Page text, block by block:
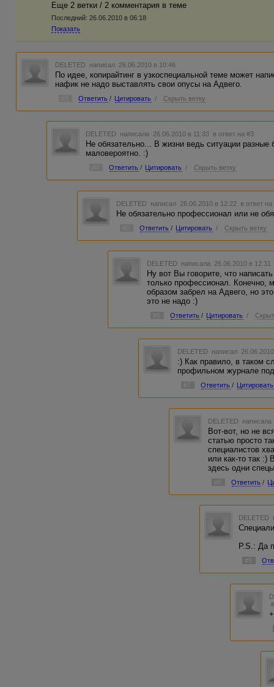
Еще 2 ветки / 2 комментария в темe
Последний: 26.06.2010 в 06:18
Показать
DELETED написал 26.06.2010 в 10:46
По идее, копирайтинг в узкоспециальной теме может
нафик не надо выставлять свои опусы на Адвего.
Ответить / Цитировать / Скрыть ветку
DELETED написала 26.06.2010 в 11:33 в ответ на #3
Не обязательно... В жизни ведь ситуации разные
маловероятно. :)
Ответить / Цитировать / Скрыть ветку
DELETED написал 26.06.2010 в 12:22 в ответ на
Не обязательно профессионал или не
Ответить / Цитировать / Скрыть ветку
DELETED написала 26.06.2010 в
Ну вот Вы говорите, что
только профессионал. Конечно,
образом забрел на Адвего, но
это не надо :)
Ответить / Цитировать /
DELETED написал
:) Как правило, в таком
профильном журнале
Ответить / Цитировать
DELETED
Вот-вот, но не
статью просто
специалистов
или как-то так :)
здесь одни
Ответить /
DELETED
P.S.: Да
#9